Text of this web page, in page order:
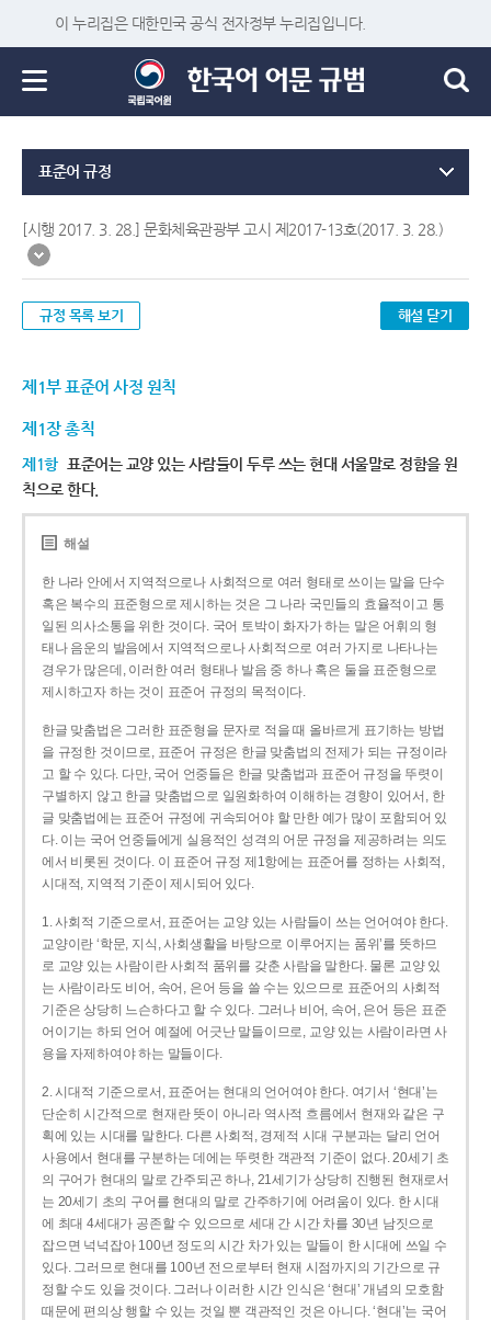
이 누리집은 대한민국 공식 전자정부 누리집입니다.
표준어 규정
[시행 2017. 3. 28.] 문화체육관광부 고시 제2017-13호(2017. 3. 28.)
규정 목록 보기 해설 닫기
제1부 표준어 사정 원칙
제1장 총칙
제1항 표준어는 교양 있는 사람들이 두루 쓰는 현대 서울말로 정함을 원
칙으로 한다.
해설
한 나라 안에서 지역적으로나 사회적으로 여러 형태로 쓰이는 말을 단수
혹은 복수의 표준형으로 제시하는 것은 그 나라 국민들의 효율적이고 통
일된 의사소통을 위한 것이다. 국어 토박이 화자가 하는 말은 어휘의 형
태나 음운의 발음에서 지역적으로나 사회적으로 여러 가지로 나타나는
경우가 많은데, 이러한 여러 형태나 발음 중 하나 혹은 둘을 표준형으로
제시하고자 하는 것이 표준어 규정의 목적이다.
한글 맞춤법은 그러한 표준형을 문자로 적을 때 올바르게 표기하는 방법
을 규정한 것이므로, 표준어 규정은 한글 맞춤법의 전제가 되는 규정이라
고 할 수 있다. 다만, 국어 언중들은 한글 맞춤법과 표준어 규정을 뚜렷이
구별하지 않고 한글 맞춤법으로 일원화하여 이해하는 경향이 있어서, 한
글 맞춤법에는 표준어 규정에 귀속되어야 할 만한 예가 많이 포함되어 있
다. 이는 국어 언중들에게 실용적인 성격의 어문 규정을 제공하려는 의도
에서 비롯된 것이다. 이 표준어 규정 제1항에는 표준어를 정하는 사회적,
시대적, 지역적 기준이 제시되어 있다.
1. 사회적 기준으로서, 표준어는 교양 있는 사람들이 쓰는 언어여야 한다.
교양이란 ‘학문, 지식, 사회생활을 바탕으로 이루어지는 품위’를 뜻하므
로 교양 있는 사람이란 사회적 품위를 갖춘 사람을 말한다. 물론 교양 있
는 사람이라도 비어, 속어, 은어 등을 쓸 수는 있으므로 표준어의 사회적
기준은 상당히 느슨하다고 할 수 있다. 그러나 비어, 속어, 은어 등은 표준
어이기는 하되 언어 예절에 어긋난 말들이므로, 교양 있는 사람이라면 사
용을 자제하여야 하는 말들이다.
2. 시대적 기준으로서, 표준어는 현대의 언어여야 한다. 여기서 ‘현대’는
단순히 시간적으로 현재란 뜻이 아니라 역사적 흐름에서 현재와 같은 구
획에 있는 시대를 말한다. 다른 사회적, 경제적 시대 구분과는 달리 언어
사용에서 현대를 구분하는 데에는 뚜렷한 객관적 기준이 없다. 20세기 초
의 구어가 현대의 말로 간주되곤 하나, 21세기가 상당히 진행된 현재로서
는 20세기 초의 구어를 현대의 말로 간주하기에 어려움이 있다. 한 시대
에 최대 4세대가 공존할 수 있으므로 세대 간 시간 차를 30년 남짓으로
잡으면 넉넉잡아 100년 정도의 시간 차가 있는 말들이 한 시대에 쓰일 수
있다. 그러므로 현대를 100년 전으로부터 현재 시점까지의 기간으로 규
정할 수도 있을 것이다. 그러나 이러한 시간 인식은 ‘현대’ 개념의 모호함
때문에 편의상 행할 수 있는 것일 뿐 객관적인 것은 아니다. ‘현대’는 국어